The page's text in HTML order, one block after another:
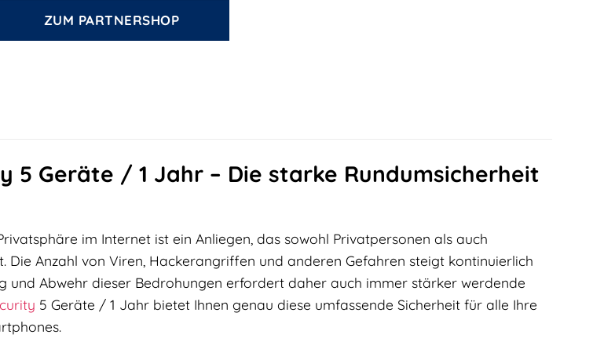
ZUM PARTNERSHOP
5 Geräte / 1 Jahr – Die starke Rundumsicherheit
im Internet ist ein Anliegen, das sowohl Privatpersonen als auch
Anzahl von Viren, Hackerangriffen und anderen Gefahren steigt kontinuierlich
und Abwehr dieser Bedrohungen erfordert daher auch immer stärker werdende
5 Geräte / 1 Jahr bietet Ihnen genau diese umfassende Sicherheit für alle Ihre